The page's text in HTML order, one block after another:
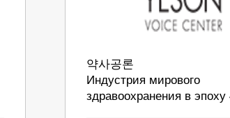
약사공론
Индустрия мирового
здравоохранения в